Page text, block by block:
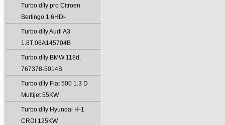
Turbo díly pro Citroen
Berlingo 1‚6HDi̵
Turbo díly Audi A3
1.8T‚06A145704B
Turbo díly BMW 118d‚
767378-5014S
Turbo díly Fiat 500 1.3 D
Multijet 55KW
Turbo díly Hyundai H-1
CRDI 125KW